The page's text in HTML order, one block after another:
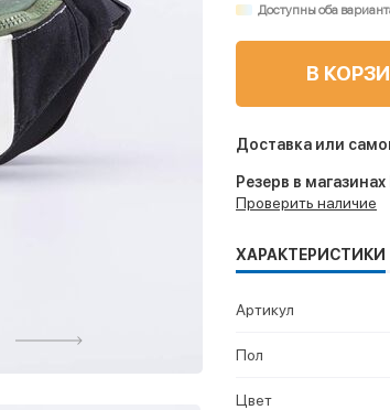
Доступны оба
В
Доставка или
Резерв в
Проверить наличие
ХАРАКТЕРИСТИКИ
Артикул
Пол
Цвет